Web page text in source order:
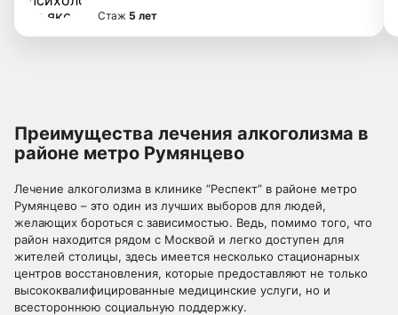
Стаж 5 лет
Преимущества лечения алкоголизма в
районе метро Румянцево
Лечение алкоголизма в клинике “Респект” в районе метро
Румянцево – это один из лучших выборов для людей,
желающих бороться с зависимостью. Ведь, помимо того, что
район находится рядом с Москвой и легко доступен для
жителей столицы, здесь имеется несколько стационарных
центров восстановления, которые предоставляют не только
высококвалифицированные медицинские услуги, но и
всестороннюю социальную поддержку.